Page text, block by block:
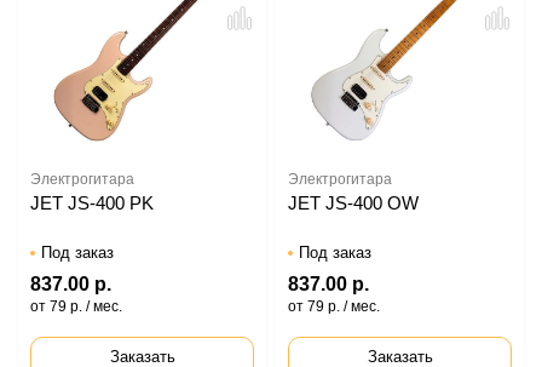
Электрогитара
JET JS-400 PK
Под заказ
837.00 р.
от 79 р. / мес.
Заказать
Электрогитара
JET JS-400 OW
Под заказ
837.00 р.
от 79 р. / мес.
Заказать